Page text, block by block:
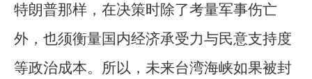
特朗普那样，在决策时除了考量军事伤亡
外，也须衡量国内经济承受力与民意支持度
等政治成本。所以，未来台湾海峡如果被封